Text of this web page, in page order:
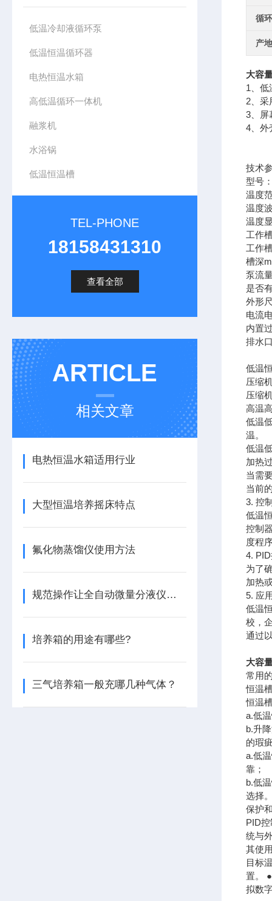
低温冷却液循环泵
低温恒温循环器
电热恒温水箱
高低温循环一体机
融浆机
水浴锅
低温恒温槽
TEL-PHONE
18158431310
查看全部
ARTICLE
相关文章
电热恒温水箱适用行业
大型恒温培养摇床特点
氟化物蒸馏仪使用方法
规范操作让全自动微量分液仪发挥实效
培养箱的用途有哪些?
三气培养箱一般充哪几种气体？
循
产
大容
1、低
2、采
3、屏
4、外
技术
型号
温度
温度
温度
工作
工作
槽深
泵流
是否
外形
电流
内置
排水
低温
压缩
压缩
高温
低温
温。
低温
加热
当需
当前
3. 控
低温
控制
度程
4.
为了
加热
5. 应
低温
校，
通过
大容
常用
恒温
恒温
a.低
b.升
的瑕
a.低
靠；
b.低
选择
保护
PID
统与
其使
目标
置。
拟数